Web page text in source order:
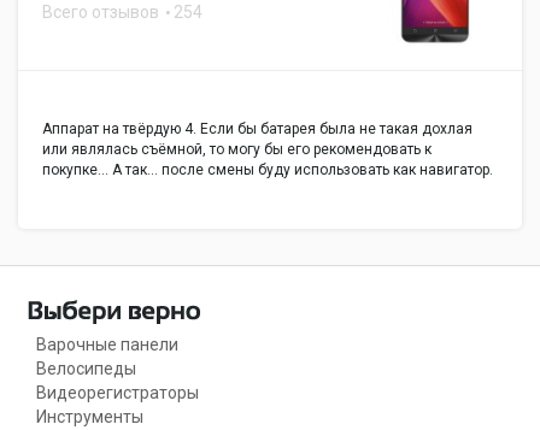
Всего отзывов 254
Аппарат на твёрдую 4. Если бы батарея была не такая дохлая
или являлась съёмной, то могу бы его рекомендовать к
покупке... А так... после смены буду использовать как навигатор.
Варочные панели
Велосипеды
Видеорегистраторы
Инструменты